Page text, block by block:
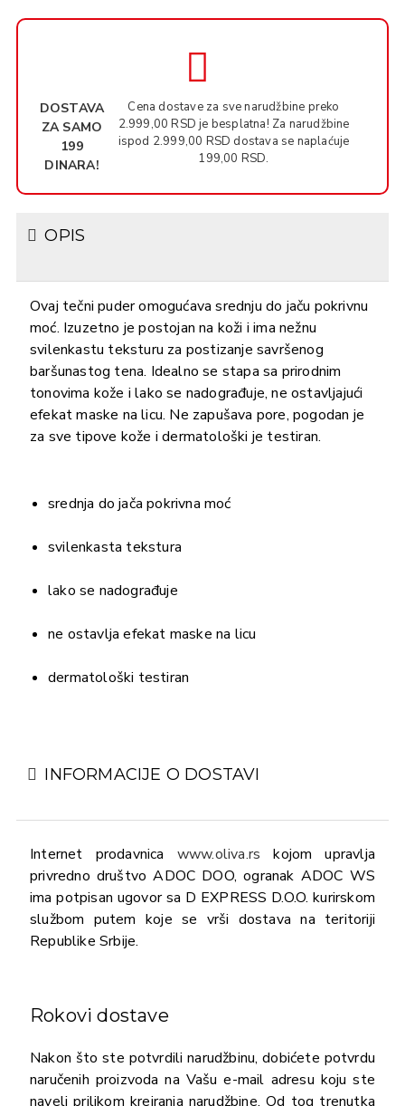
DOSTAVA
ZA SAMO
199
DINARA!
Cena dostave za sve narudžbine preko
2.999,00 RSD je besplatna! Za narudžbine
ispod 2.999,00 RSD dostava se naplaćuje
199,00 RSD.
OPIS
Ovaj tečni puder omogućava srednju do jaču pokrivnu
moć. Izuzetno je postojan na koži i ima nežnu
svilenkastu teksturu za postizanje savršenog
baršunastog tena. Idealno se stapa sa prirodnim
tonovima kože i lako se nadograđuje, ne ostavljajući
efekat maske na licu. Ne zapušava pore, pogodan je
za sve tipove kože i dermatološki je testiran.
srednja do jača pokrivna moć
svilenkasta tekstura
lako se nadograđuje
ne ostavlja efekat maske na licu
dermatološki testiran
INFORMACIJE O DOSTAVI
Internet prodavnica www.oliva.rs kojom upravlja
privredno društvo ADOC DOO, ogranak ADOC WS
ima potpisan ugovor sa D EXPRESS D.O.O. kurirskom
službom putem koje se vrši dostava na teritoriji
Republike Srbije.
Rokovi dostave
Nakon što ste potvrdili narudžbinu, dobićete potvrdu
naručenih proizvoda na Vašu e-mail adresu koju ste
naveli prilikom kreiranja narudžbine. Od tog trenutka